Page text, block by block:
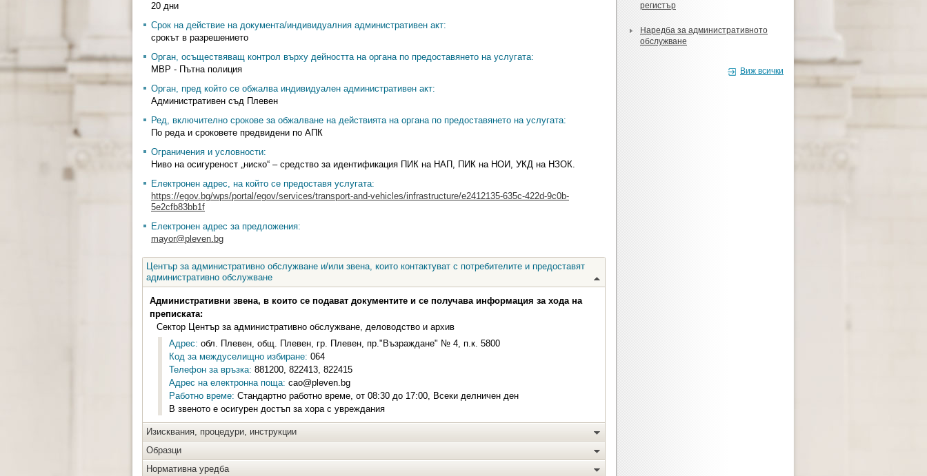
20 дни
Срок на действие на документа/индивидуалния административен акт:
срокът в разрешението
Орган, осъществяващ контрол върху дейността на органа по предоставянето на услугата:
МВР - Пътна полиция
Орган, пред който се обжалва индивидуален административен акт:
Административен съд Плевен
Ред, включително срокове за обжалване на действията на органа по предоставянето на услугата:
По реда и сроковете предвидени по АПК
Ограничения и условности:
Ниво на осигуреност „ниско“ – средство за идентификация ПИК на НАП, ПИК на НОИ, УКД на НЗОК.
Електронен адрес, на който се предоставя услугата:
https://egov.bg/wps/portal/egov/services/transport-and-vehicles/infrastructure/e2412135-635c-422d-9c0b-
5e2cfb83bb1f
Електронен адрес за предложения:
mayor@pleven.bg
Център за административно обслужване и/или звена, които контактуват с потребителите и предоставят
административно обслужване
Административни звена, в които се подават документите и се получава информация за хода на
преписката:
Сектор Център за административно обслужване, деловодство и архив
Адрес: обл. Плевен, общ. Плевен, гр. Плевен, пр."Възраждане" № 4, п.к. 5800
Код за междуселищно избиране: 064
Телефон за връзка: 881200, 822413, 822415
Адрес на електронна поща: cao@pleven.bg
Работно време: Стандартно работно време, от 08:30 до 17:00, Всеки делничен ден
В звеното е осигурен достъп за хора с увреждания
Изисквания, процедури, инструкции
Образци
Нормативна уредба
регистър
Наредба за административното
обслужване
Виж всички